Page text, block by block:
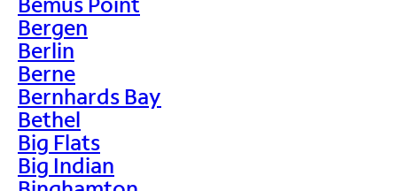
Bergen
Berlin
Berne
Bernhards Bay
Bethel
Big Flats
Big Indian